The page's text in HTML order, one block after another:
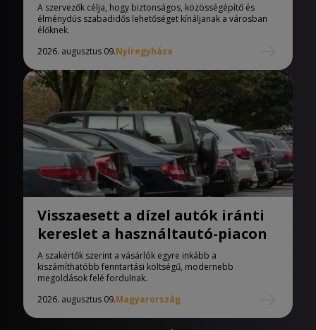
A szervezők célja, hogy biztonságos, közösségépítő és
élménydús szabadidős lehetőséget kínáljanak a városban
élőknek.
2026. augusztus 09.Nyíregyháza
Visszaesett a dízel autók iránti
kereslet a használtautó-piacon
A szakértők szerint a vásárlók egyre inkább a
kiszámíthatóbb fenntartási költségű, modernebb
megoldások felé fordulnak.
2026. augusztus 09.Magyarország